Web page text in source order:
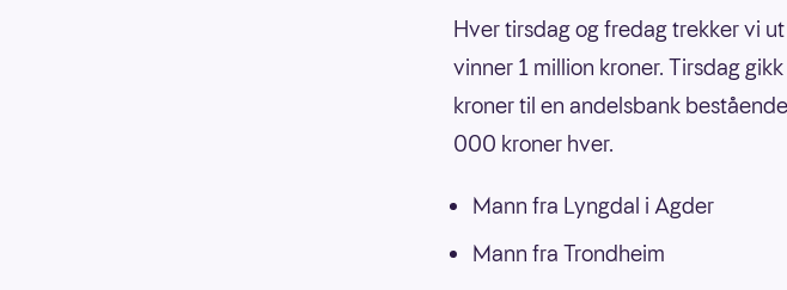
Hver tirsdag og fredag trekker vi
vinner 1 million kroner. Tirsdag
kroner til en andelsbank
000 kroner hver.
Mann fra Lyngdal i Agder
Mann fra Trondheim